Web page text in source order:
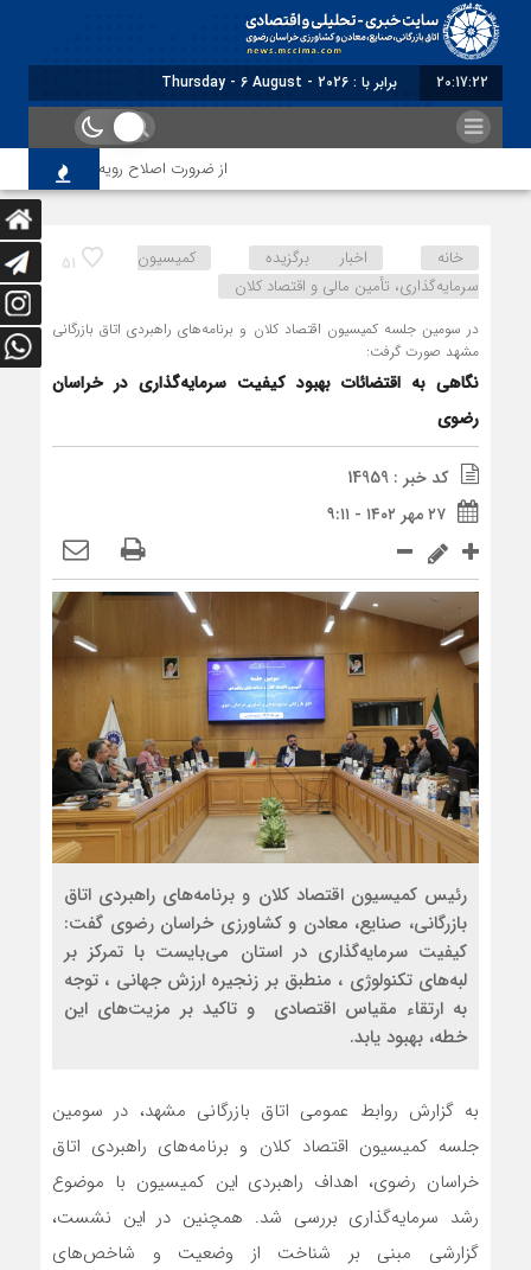
20:17:24 برابر با : Thursday - 6 August - 2026
از ضرورت اصلاح رویه‌های بازرسی تا لزوم
51 خانه اخبار برگزیده
کمیسیون
سرمایه‌گذاری، تأمین مالی و اقتصاد کلان
در سومین جلسه کمیسیون اقتصاد کلان و برنامه‌های راهبردی اتاق بازرگانی
مشهد صورت گرفت:
نگاهی به اقتضائات بهبود کیفیت سرمایه‌گذاری در خراسان
رضوی
کد خبر : 14959
۲۷ مهر ۱۴۰۲ - ۹:۱۱
رئیس کمیسیون اقتصاد کلان و برنامه‌های راهبردی اتاق
بازرگانی، صنایع، معادن و کشاورزی خراسان رضوی گفت:
کیفیت سرمایه‌گذاری در استان می‌بایست با تمرکز بر
لبه‌های تکنولوژی ، منطبق بر زنجیره ارزش جهانی ، توجه
به ارتقاء مقیاس اقتصادی و تاکید بر مزیت‌های این
خطه، بهبود یابد.
به گزارش روابط عمومی اتاق بازرگانی مشهد، در سومین
جلسه کمیسیون اقتصاد کلان و برنامه‌های راهبردی اتاق
خراسان رضوی، اهداف راهبردی این کمیسیون با موضوع
رشد سرمایه‌گذاری بررسی شد. همچنین در این نشست،
گزارشی مبنی بر شناخت از وضعیت و شاخص‌های